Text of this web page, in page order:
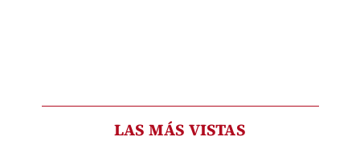
LAS MÁS VISTAS